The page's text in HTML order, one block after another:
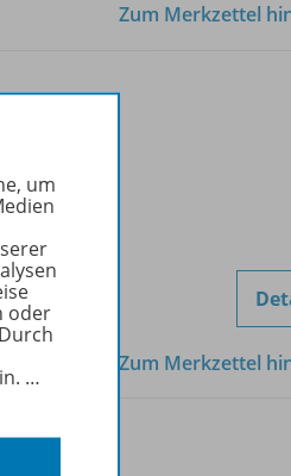
Zum Merkzettel
Zum Merkzettel
um
oder
…